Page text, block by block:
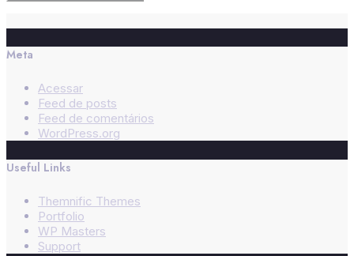
Meta
Acessar
Feed de posts
Feed de comentários
WordPress.org
Useful Links
Themnific Themes
Portfolio
WP Masters
Support